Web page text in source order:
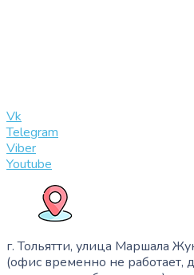
Vk
Telegram
Viber
Youtube
г. Тольятти, улица Маршала
(офис временно не работает,